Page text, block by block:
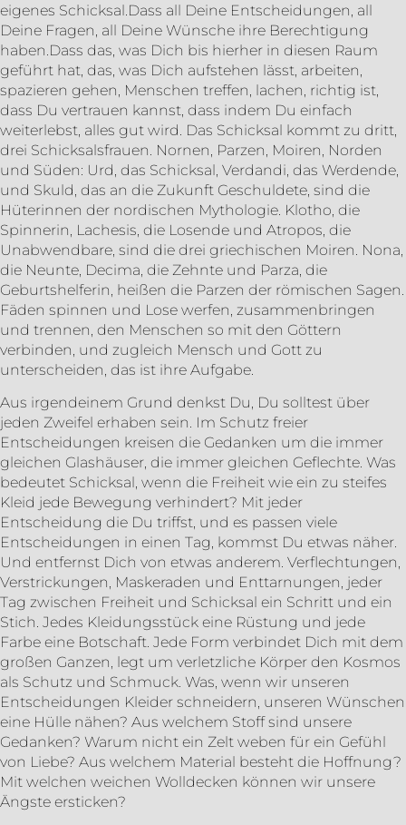
eigenes Schicksal.Dass all Deine Entscheidungen, all
Deine Fragen, all Deine Wünsche ihre Berechtigung
haben.Dass das, was Dich bis hierher in diesen Raum
geführt hat, das, was Dich aufstehen lässt, arbeiten,
spazieren gehen, Menschen treffen, lachen, richtig ist,
dass Du vertrauen kannst, dass indem Du einfach
weiterlebst, alles gut wird. Das Schicksal kommt zu dritt,
drei Schicksalsfrauen. Nornen, Parzen, Moiren, Norden
und Süden: Urd, das Schicksal, Verdandi, das Werdende,
und Skuld, das an die Zukunft Geschuldete, sind die
Hüterinnen der nordischen Mythologie. Klotho, die
Spinnerin, Lachesis, die Losende und Atropos, die
Unabwendbare, sind die drei griechischen Moiren. Nona,
die Neunte, Decima, die Zehnte und Parza, die
Geburtshelferin, heißen die Parzen der römischen Sagen.
Fäden spinnen und Lose werfen, zusammenbringen
und trennen, den Menschen so mit den Göttern
verbinden, und zugleich Mensch und Gott zu
unterscheiden, das ist ihre Aufgabe.
Aus irgendeinem Grund denkst Du, Du solltest über
jeden Zweifel erhaben sein. Im Schutz freier
Entscheidungen kreisen die Gedanken um die immer
gleichen Glashäuser, die immer gleichen Geflechte. Was
bedeutet Schicksal, wenn die Freiheit wie ein zu steifes
Kleid jede Bewegung verhindert? Mit jeder
Entscheidung die Du triffst, und es passen viele
Entscheidungen in einen Tag, kommst Du etwas näher.
Und entfernst Dich von etwas anderem. Verflechtungen,
Verstrickungen, Maskeraden und Enttarnungen, jeder
Tag zwischen Freiheit und Schicksal ein Schritt und ein
Stich. Jedes Kleidungsstück eine Rüstung und jede
Farbe eine Botschaft. Jede Form verbindet Dich mit dem
großen Ganzen, legt um verletzliche Körper den Kosmos
als Schutz und Schmuck. Was, wenn wir unseren
Entscheidungen Kleider schneidern, unseren Wünschen
eine Hülle nähen? Aus welchem Stoff sind unsere
Gedanken? Warum nicht ein Zelt weben für ein Gefühl
von Liebe? Aus welchem Material besteht die Hoffnung?
Mit welchen weichen Wolldecken können wir unsere
Ängste ersticken?